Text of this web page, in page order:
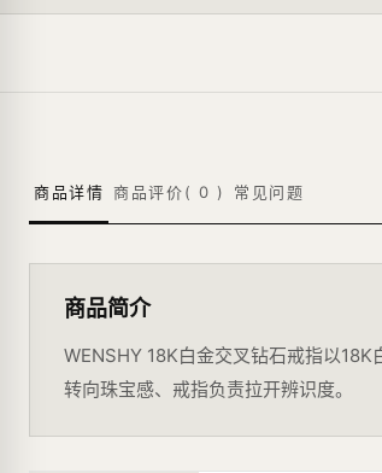
商品详情 商品评价( 0 ) 常见问题
商品简介
WENSHY 18K白金交叉钻石戒指以
转向珠宝感、戒指负责拉开辨识度。